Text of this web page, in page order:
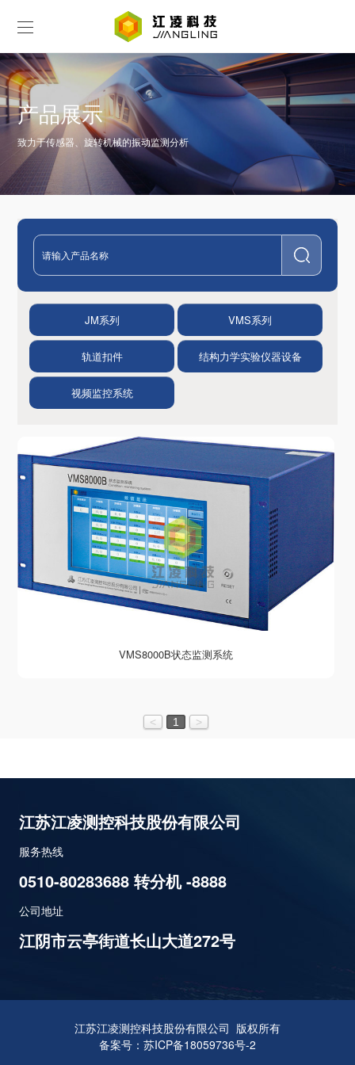
产品展示
致力于传感器、旋转机械的振动监测分析
JM系列 VMS系列
轨道扣件 结构力学实验仪器设备
视频监控系统
VMS8000B状态监测系统
< 1 >
江苏江凌测控科技股份有限公司
服务热线
0510-80283688 转分机 -8888
公司地址
江阴市云亭街道长山大道272号
江苏江凌测控科技股份有限公司 版权所有
备案号：苏ICP备18059736号-2